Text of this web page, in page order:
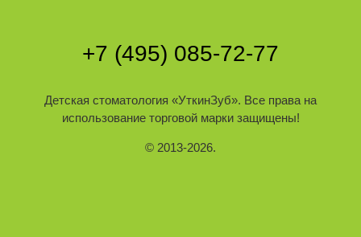
+7 (495) 085-72-77
Детская стоматология «УткинЗуб». Все права на
использование торговой марки защищены!
© 2013-2026.